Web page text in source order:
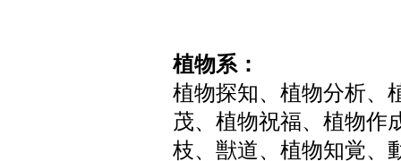
植物系：
植物探知、植物分析、
茂、植物祝福、植物作
枝、獣道、植物知覚、